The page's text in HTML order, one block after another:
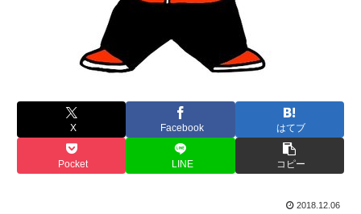
X Facebook はてブ
Pocket LINE コピー
2018.12.06